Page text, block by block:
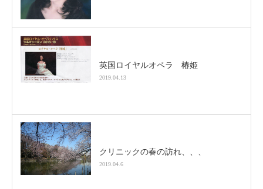
英国ロイヤルオペラ 椿姫
2019.04.13
クリニックの春の訪れ、、、
2019.04.6